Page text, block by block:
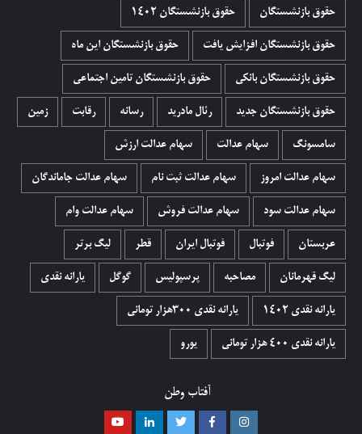
حقوق بازنشستگان حقوق بازنشستگان 1402
حقوق بازنشستگان افزایش یافت حقوق بازنشستگان این ماه
حقوق بازنشستگان بانکی حقوق بازنشستگان تامین اجتماعی
حقوق بازنشستگان جدید رئال مادرید رسانه رقابت زمین
سامسونگ سهام عدالت سهام عدالت ارزش
سهام عدالت امروز سهام عدالت ثبت نام سهام عدالت جاماندگان
سهام عدالت سود سهام عدالت فروش سهام عدالت وام
عربستان فوتبال فوتبال ایران قطر لیگ برتر
لیگ قهرمانان مصاحبه پرسپولیس گوگل یارانه نقدی
یارانه نقدی 1402 یارانه نقدی ۳۰۰هزار تومانی
یارانه نقدی ۴۰۰ هزار تومانی یورو
آفتاب وطن
اینستاگرام فیسبوک توییتر لینکدین یوتیوب